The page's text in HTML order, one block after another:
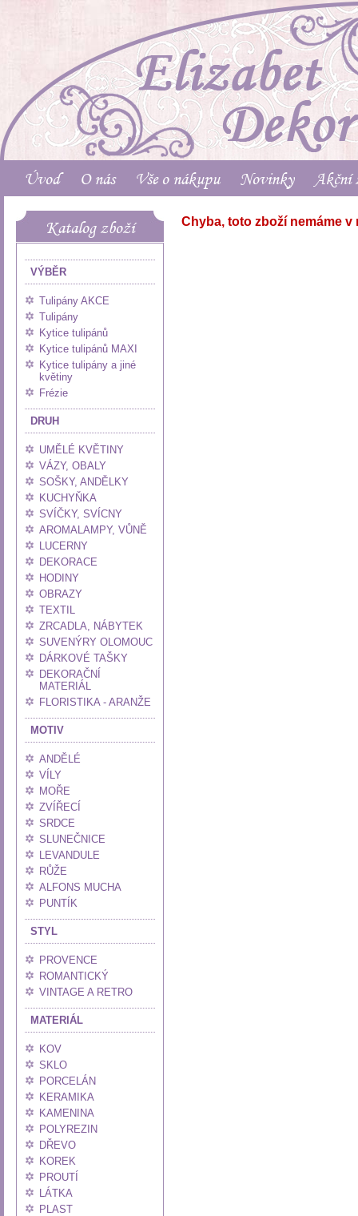
Úvod O nás Vše o nákupu Novinky Akční
Katalog zboží
VÝBĚR
Tulipány AKCE
Tulipány
Kytice tulipánů
Kytice tulipánů MAXI
Kytice tulipány a jiné
květiny
Frézie
DRUH
UMĚLÉ KVĚTINY
VÁZY, OBALY
SOŠKY, ANDĚLKY
KUCHYŇKA
SVÍČKY, SVÍCNY
AROMALAMPY, VŮNĚ
LUCERNY
DEKORACE
HODINY
OBRAZY
TEXTIL
ZRCADLA, NÁBYTEK
SUVENÝRY OLOMOUC
DÁRKOVÉ TAŠKY
DEKORAČNÍ
MATERIÁL
FLORISTIKA - ARANŽE
MOTIV
ANDĚLÉ
VÍLY
MOŘE
ZVÍŘECÍ
SRDCE
SLUNEČNICE
LEVANDULE
RŮŽE
ALFONS MUCHA
PUNTÍK
STYL
PROVENCE
ROMANTICKÝ
VINTAGE A RETRO
MATERIÁL
KOV
SKLO
PORCELÁN
KERAMIKA
KAMENINA
POLYREZIN
DŘEVO
KOREK
PROUTÍ
LÁTKA
PLAST
Chyba, toto zboží nemáme v